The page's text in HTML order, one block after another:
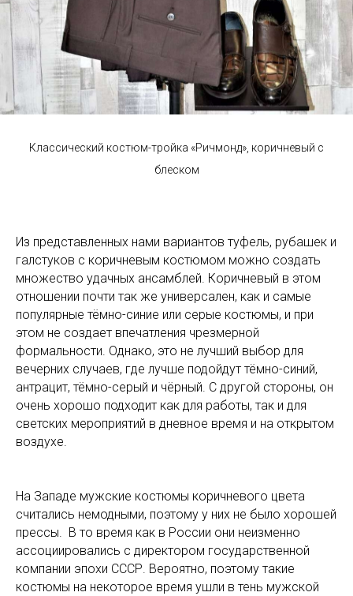
Классический костюм-тройка «Ричмонд», коричневый с
блеском
Из представленных нами вариантов туфель, рубашек и
галстуков с коричневым костюмом можно создать
множество удачных ансамблей. Коричневый в этом
отношении почти так же универсален, как и самые
популярные тёмно-синие или серые костюмы, и при
этом не создает впечатления чрезмерной
формальности. Однако, это не лучший выбор для
вечерних случаев, где лучше подойдут тёмно-синий,
антрацит, тёмно-серый и чёрный. С другой стороны, он
очень хорошо подходит как для работы, так и для
светских мероприятий в дневное время и на открытом
воздухе.
На Западе мужские костюмы коричневого цвета
считались немодными, поэтому у них не было хорошей
прессы. В то время как в России они неизменно
ассоциировались с директором государственной
компании эпохи СССР. Вероятно, поэтому такие
костюмы на некоторое время ушли в тень мужской